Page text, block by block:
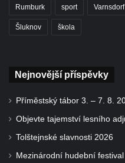
Rumburk sport Varnsdorf
Šluknov škola
Nejnovější příspěvky
Příměstský tábor 3. – 7. 8.
Objevte tajemství lesního
Tolštejnské slavnosti 2026
Mezinárodní hudební